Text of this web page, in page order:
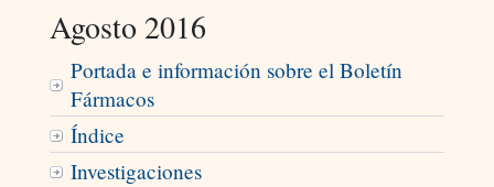
Agosto 2016
Portada e información sobre el Boletín
Fármacos
Índice
Investigaciones